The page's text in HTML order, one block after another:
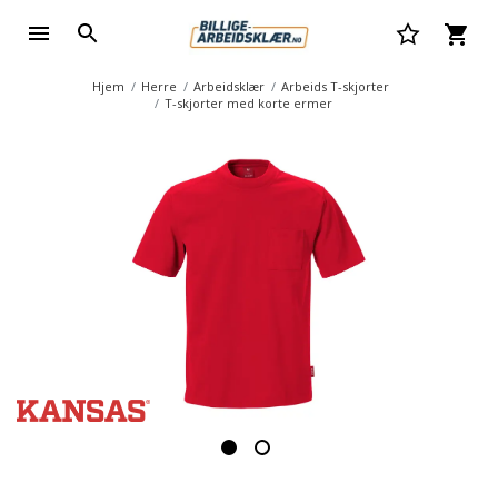
Hjem Herre Arbeidsklær
Arbeids T-skjorter
T-skjorter med korte ermer